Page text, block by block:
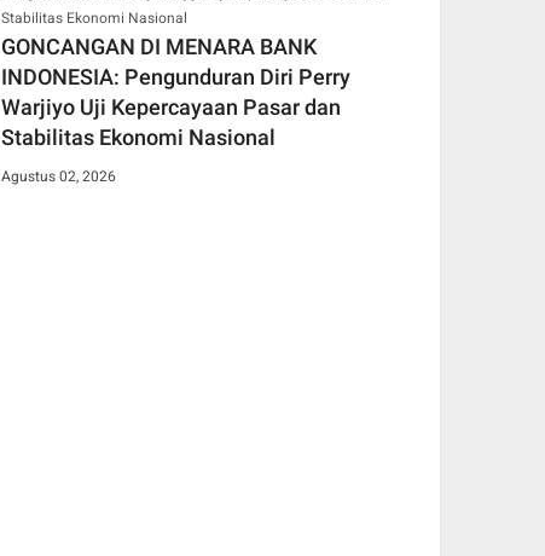
GONCANGAN DI MENARA BANK
INDONESIA: Pengunduran Diri Perry
Warjiyo Uji Kepercayaan Pasar dan
Stabilitas Ekonomi Nasional
Agustus 02, 2026